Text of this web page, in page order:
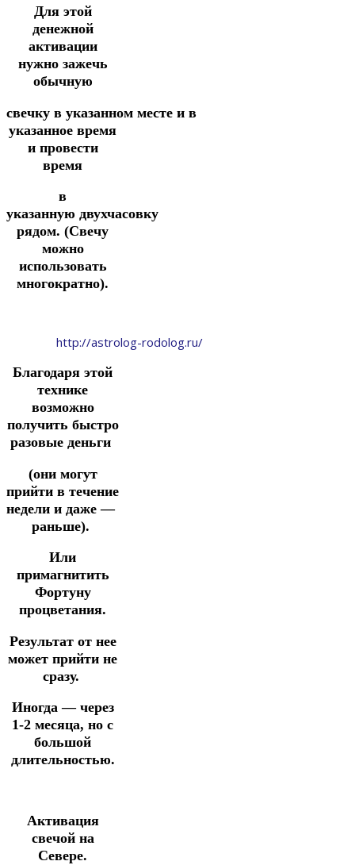
Для этой
денежной
активации
нужно зажечь
обычную
свечку в указанном месте и в
указанное время
и провести
время
в
указанную двухчасовку
рядом. (Свечу
можно
использовать
многократно).
http://astrolog-rodolog.ru/
Благодаря этой
технике
возможно
получить быстро
разовые деньги
(они могут
прийти в течение
недели и даже —
раньше).
Или
примагнитить
Фортуну
процветания.
Результат от нее
может прийти не
сразу.
Иногда — через
1-2 месяца, но с
большой
длительностью.
Активация
свечой на
Севере.